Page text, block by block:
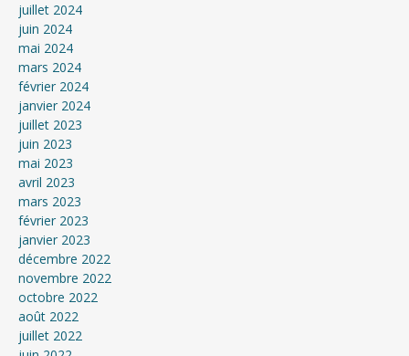
juillet 2024
juin 2024
mai 2024
mars 2024
février 2024
janvier 2024
juillet 2023
juin 2023
mai 2023
avril 2023
mars 2023
février 2023
janvier 2023
décembre 2022
novembre 2022
octobre 2022
août 2022
juillet 2022